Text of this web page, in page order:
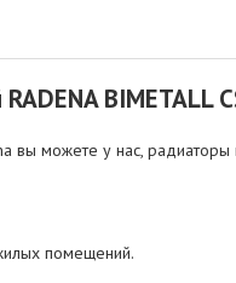
BIMETALL
вы можете у нас,
помещений.